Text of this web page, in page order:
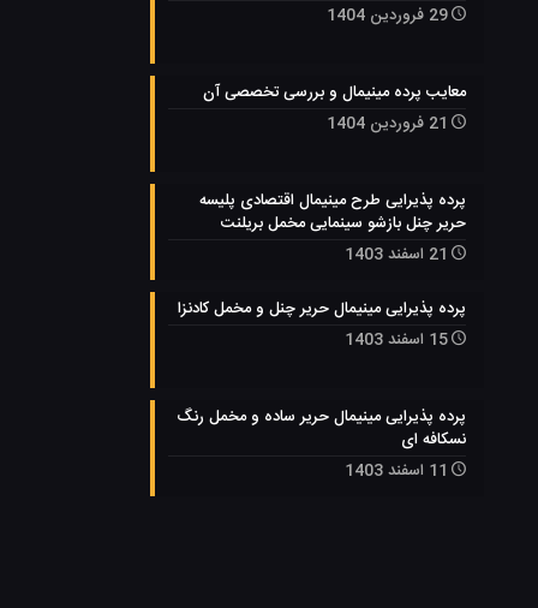
29 فروردین 1404
معایب پرده مینیمال و بررسی تخصصی آن
21 فروردین 1404
پرده پذیرایی طرح مینیمال اقتصادی پلیسه
حریر چنل بازشو سینمایی مخمل بریلنت
21 اسفند 1403
پرده پذیرایی مینیمال حریر چنل و مخمل کادنزا
15 اسفند 1403
پرده پذیرایی مینیمال حریر ساده و مخمل رنگ
نسکافه ای
11 اسفند 1403